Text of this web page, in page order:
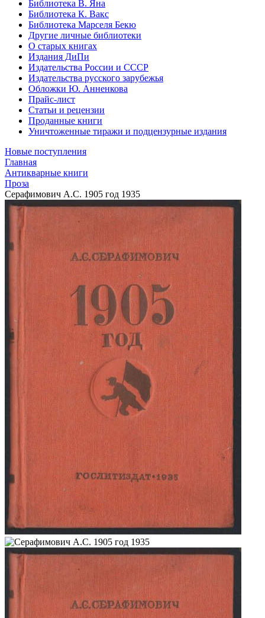
Библиотека В. Яна
Библиотека К. Вакс
Библиотека Марселя Бекю
Другие личные библиотеки
О старых книгах
Издания ДиПи
Издательства России и СССР
Издательства русского зарубежья
Обложки Ю. Анненкова
Прайс-лист
Статьи и рецензии
Проданные книги
Уничтоженные тиражи и подцензурные издания
Новые поступления
Главная
Антикварные книги
Проза
Серафимович А.С. 1905 год 1935